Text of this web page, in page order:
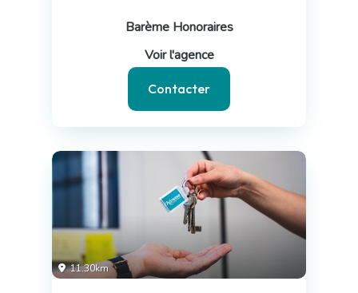
Barème Honoraires
Voir l'agence
Contacter
11.30km